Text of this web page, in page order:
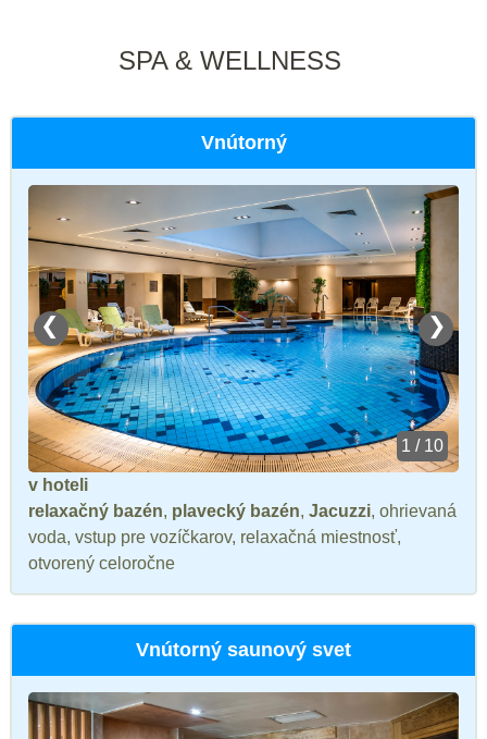
SPA & WELLNESS
Vnútorný
❮ ❯
1 / 10
v hoteli
relaxačný bazén, plavecký bazén, Jacuzzi, ohrievaná
voda, vstup pre vozíčkarov, relaxačná miestnosť,
otvorený celoročne
Vnútorný saunový svet